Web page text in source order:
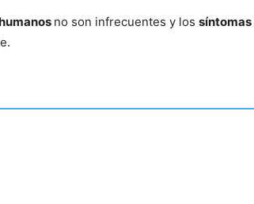
no son infrecuentes y los síntomas